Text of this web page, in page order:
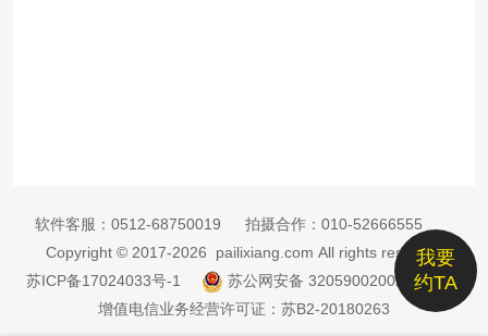
我要
约TA
软件客服： 0512-68750019 拍摄合作： 010-52666555
Copyright © 2017-2026 pailixiang.com All rights reserved
苏ICP备17024033号-1
苏公网安备 32059002002885号
增值电信业务经营许可证：苏B2-20180263